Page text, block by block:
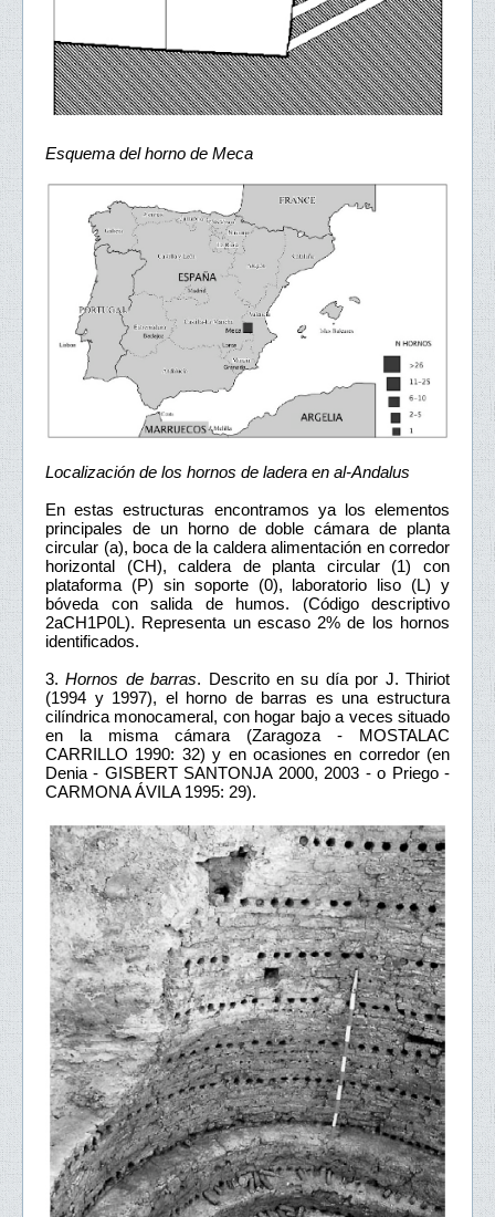
Esquema del horno de Meca
Localización de los hornos de ladera en al-Andalus
En estas estructuras encontramos ya los elementos
principales de un horno de doble cámara de planta
circular (a), boca de la caldera alimentación en corredor
horizontal (CH), caldera de planta circular (1) con
plataforma (P) sin soporte (0), laboratorio liso (L) y
bóveda con salida de humos. (Código descriptivo
2aCH1P0L). Representa un escaso 2% de los hornos
identificados.
3.Hornos de barras. Descrito en su día por J. Thiriot
(1994 y 1997), el horno de barras es una estructura
cilíndrica monocameral, con hogar bajo a veces situado
en la misma cámara (Zaragoza - MOSTALAC
CARRILLO 1990: 32) y en ocasiones en corredor (en
Denia - GISBERT SANTONJA 2000, 2003 - o Priego -
CARMONA ÁVILA 1995: 29).